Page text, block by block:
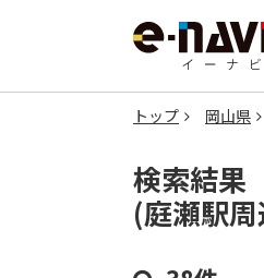
トップ 岡山県
検索結果
(庭瀬駅周